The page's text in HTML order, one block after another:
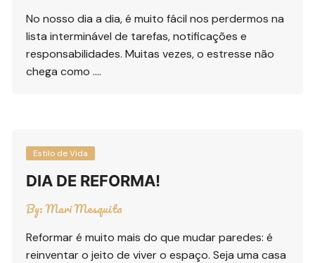
No nosso dia a dia, é muito fácil nos perdermos na
lista interminável de tarefas, notificações e
responsabilidades. Muitas vezes, o estresse não
chega como ….
Estilo de Vida
DIA DE REFORMA!
By:Mari Mesquita
Reformar é muito mais do que mudar paredes: é
reinventar o jeito de viver o espaço. Seja uma casa